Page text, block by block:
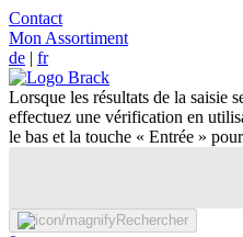
Contact
Mon Assortiment
de | fr
Lorsque les résultats de la saisie
effectuez une vérification en
le bas et la touche « Entrée »
Rechercher